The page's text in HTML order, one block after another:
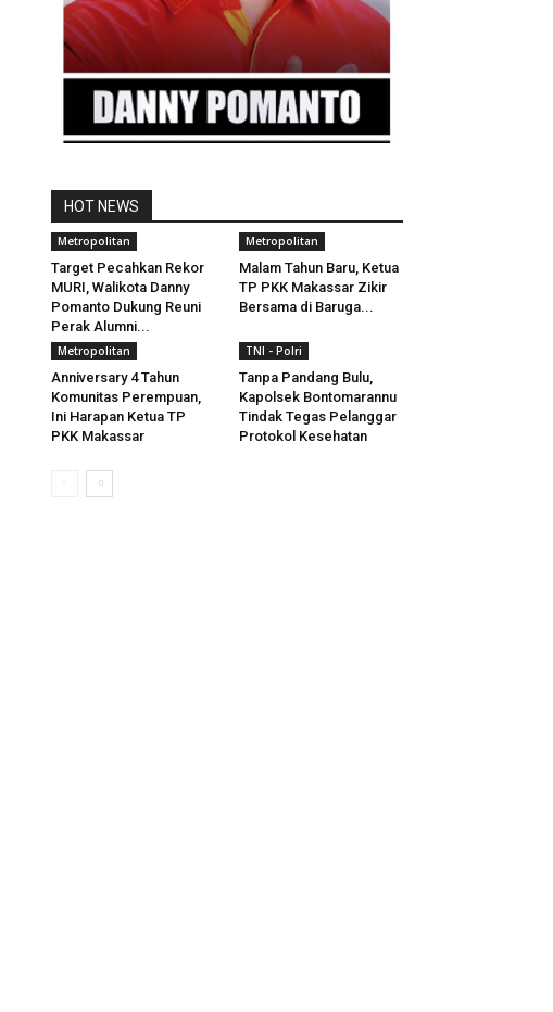
HOT NEWS
Metropolitan
Target Pecahkan Rekor
MURI, Walikota Danny
Pomanto Dukung Reuni
Perak Alumni...
Metropolitan
Malam Tahun Baru, Ketua
TP PKK Makassar Zikir
Bersama di Baruga...
Metropolitan
Anniversary 4 Tahun
Komunitas Perempuan,
Ini Harapan Ketua TP
PKK Makassar
TNI - Polri
Tanpa Pandang Bulu,
Kapolsek Bontomarannu
Tindak Tegas Pelanggar
Protokol Kesehatan